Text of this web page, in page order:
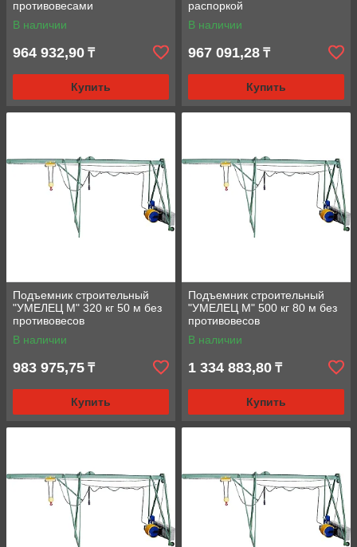
противовесами
В наличии
964 932,90 ₸
Купить
раcпоркой
В наличии
967 091,28 ₸
Купить
Подъемник строительный
"УМЕЛЕЦ М" 320 кг 50 м без
противовесов
В наличии
983 975,75 ₸
Купить
Подъемник строительный
"УМЕЛЕЦ М" 500 кг 80 м без
противовесов
В наличии
1 334 883,80 ₸
Купить